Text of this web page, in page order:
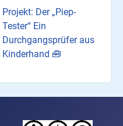
Projekt: Der „Piep-
Tester“ Ein
Durchgangsprüfer aus
Kinderhand 🧰